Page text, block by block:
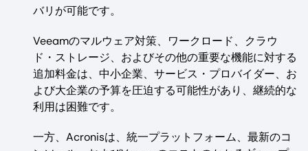
バリが可能です。
Veeamのマルウェア対策、ワークロード、クラウ
ド・ストレージ、およびその他の重要な機能に対する
追加料金は、中小企業、サービス・プロバイダー、お
よび大企業の予算を圧迫する可能性があり、継続的な
利用は困難です。
一方、Acronisは、統一プラットフォーム、最新のコ